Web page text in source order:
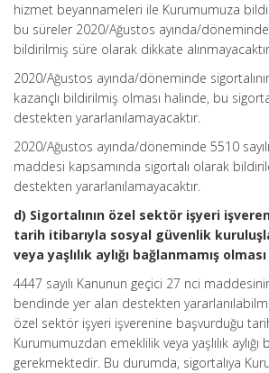
hizmet beyannameleri ile Kurumumuza
bu süreler 2020/Ağustos ayında/
bildirilmiş süre olarak dikkate
2020/Ağustos ayında/döneminde sigortalının
kazançlı bildirilmiş olması halinde, bu
destekten yararlanılamayacaktır.
2020/Ağustos ayında/döneminde 5510
maddesi kapsamında sigortalı olarak
destekten yararlanılamayacaktır.
d) Sigortalının özel sektör işyeri
tarih itibarıyla sosyal güvenlik
veya yaşlılık aylığı bağlanmamış olması
4447 sayılı Kanunun geçici 27 nci
bendinde yer alan destekten
özel sektör işyeri işverenine başvurduğu
Kurumumuzdan emeklilik veya yaşlılık aylığı
gerekmektedir. Bu durumda, sigortalıya